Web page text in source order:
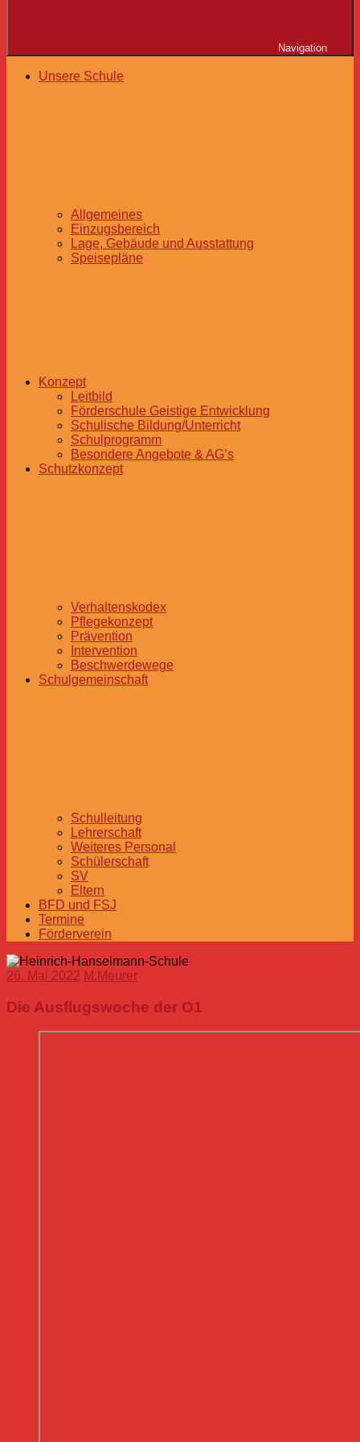
Navigation
Unsere Schule
Allgemeines
Einzugsbereich
Lage, Gebäude und Ausstattung
Speisepläne
Konzept
Leitbild
Förderschule Geistige Entwicklung
Schulische Bildung/Unterricht
Schulprogramm
Besondere Angebote & AG’s
Schutzkonzept
Verhaltenskodex
Pflegekonzept
Prävention
Intervention
Beschwerdewege
Schulgemeinschaft
Schulleitung
Lehrerschaft
Weiteres Personal
Schülerschaft
SV
Eltern
BFD und FSJ
Termine
Förderverein
26. Mai 2022 M.Meurer
Die Ausflugswoche der O1